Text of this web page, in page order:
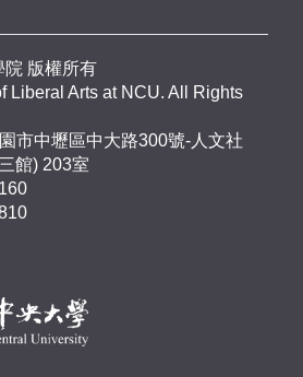
院 版權所有
Liberal Arts at NCU. All Rights
市中壢區中大路300號-人文社
館) 203室